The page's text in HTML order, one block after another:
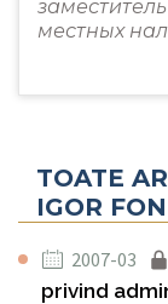
местных
TOATE
IGOR
2007-03
privind